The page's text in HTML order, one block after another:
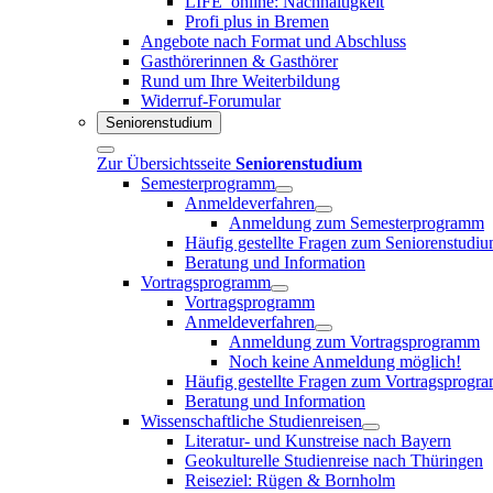
Profi plus in Bremen
Angebote nach Format und Abschluss
Gasthörerinnen & Gasthörer
Rund um Ihre Weiterbildung
Widerruf-Forumular
Seniorenstudium
Zur Übersichtsseite Seniorenstudium
Semesterprogramm
Anmeldeverfahren
Anmeldung zum Semesterprogramm
Häufig gestellte Fragen zum
Beratung und Information
Vortragsprogramm
Vortragsprogramm
Anmeldeverfahren
Anmeldung zum Vortragsprogramm
Noch keine Anmeldung möglich!
Häufig gestellte Fragen zum
Beratung und Information
Wissenschaftliche Studienreisen
Literatur- und Kunstreise nach Bayern
Geokulturelle Studienreise nach Thüringen
Reiseziel: Rügen & Bornholm